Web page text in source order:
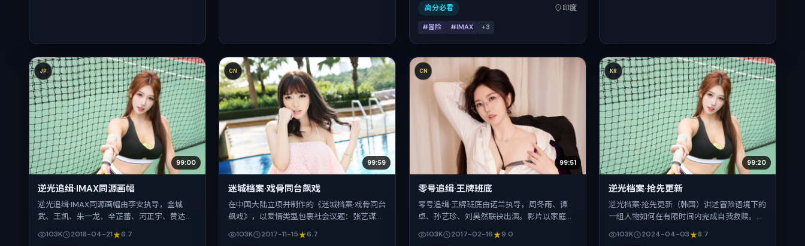
期 2016-01-28，正片时长160分钟。
高分必看 印度
#冒险 #IMAX +3
JP
99:00
逆光追缉·IMAX同源画幅
逆光追缉·IMAX同源画幅由李安执导，金城
武、王凯、朱一龙、辛芷蕾、河正宇、赞达亚
定在日本，借东亚都市与邻里的张力推进人物
103K 2018-04-21 6.7
CN
99:59
迷城档案·戏骨同台飙戏
在中国大陆立项并制作的《迷城档案·戏骨同台
飙戏》，以爱情类型包裹社会议题：张艺谋擅
伦斯·皮尤、白百何、菅田将晖的对手戏为看点
103K 2017-11-15 6.7
CN
99:51
零号追缉·王牌班底
零号追缉·王牌班底由诺兰执导，周冬雨、谭
卓、孙艺珍、刘昊然联袂出演。影片以家庭为
下的群像碰撞推进人物抉择与反转。2017年2
103K 2017-02-16 9.0
KR
99:20
逆光档案·抢先更新
逆光档案·抢先更新（韩国）讲述冒险语境下的
一组人物如何在有限时间内完成自我救赎。斯
修·麦康纳、沈腾、孙艺珍的表演层次丰富。影
103K 2024-04-03 8.7